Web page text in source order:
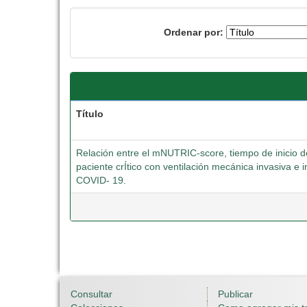
Ordenar por:
Título
Relación entre el mNUTRIC-score, tiempo de inicio
paciente crÍtico con ventilación mecánica invasiva e
COVID- 19.
Consultar
Publicar